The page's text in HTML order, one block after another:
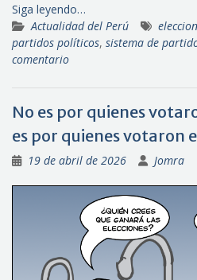
Siga leyendo…
Actualidad del Perú
partidos políticos, sistema de
comentario
No es por quienes
es por quienes votaron
19 de abril de 2026 Jomra